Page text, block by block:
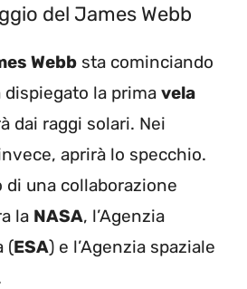
del James Webb
Webb sta cominciando
la prima vela
dai raggi solari. Nei
aprirà lo specchio.
di una collaborazione
la NASA, l’Agenzia
(ESA) e l’Agenzia spaziale